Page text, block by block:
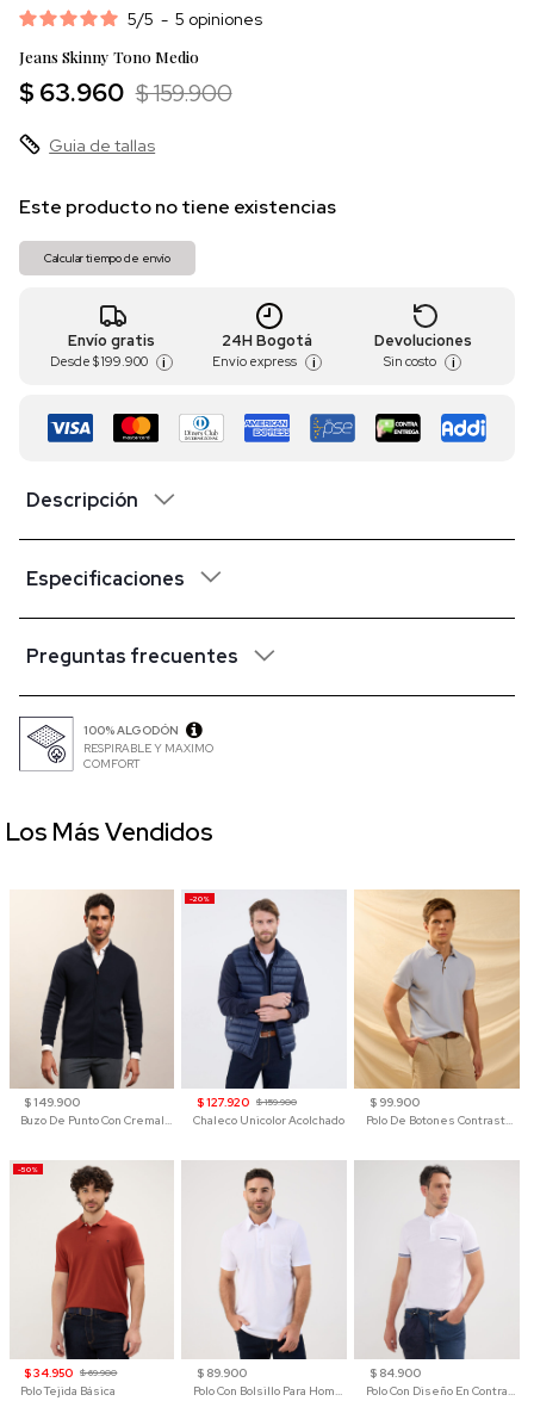
5/5 - 5 opiniones
Jeans Skinny Tono Medio
$ 63.960 $ 159.900
Guia de tallas
Este producto no tiene existencias
Calcular tiempo de envío
Envío gratis
Desde $ 199.900 i
24H Bogotá
Envío express i
Devoluciones
Sin costo i
Descripción
Especificaciones
Preguntas frecuentes
100% ALGODÓN
RESPIRABLE Y MAXIMO
COMFORT
$ 149.900
Buzo De Punto Con Cremallera Para Hombre
-20%
$ 127.920 $ 159.900
Chaleco Unicolor Acolchado
$ 99.900
Polo De Botones Contraste Para Hombre
-50%
$ 34.950 $ 69.900
Polo Tejida Básica
$ 89.900
Polo Con Bolsillo Para Hombre
$ 84.900
Polo Con Diseño En Contraste
Los Más Vendidos